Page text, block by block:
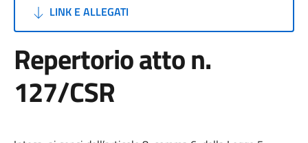
LINK E ALLEGATI
Repertorio atto n.
127/CSR